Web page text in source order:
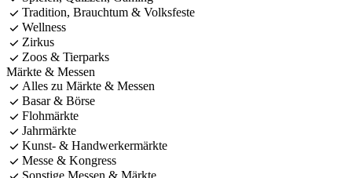
Tradition, Brauchtum & Volksfeste
Wellness
Zirkus
Zoos & Tierparks
Märkte & Messen
Alles zu Märkte & Messen
Basar & Börse
Flohmärkte
Jahrmärkte
Kunst- & Handwerkermärkte
Messe & Kongress